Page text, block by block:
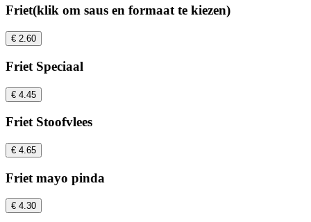
Friet(klik om saus en formaat te kiezen)
€ 2.60
Friet Speciaal
€ 4.45
Friet Stoofvlees
€ 4.65
Friet mayo pinda
€ 4.30